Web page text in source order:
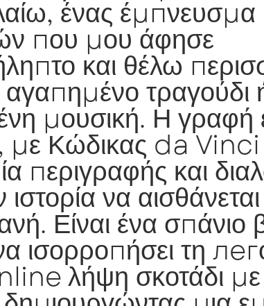
ένας έμπνευσμα
που μου άφησε
και θέλω
τραγούδι
μουσική. Η γραφή
Κώδικας da Vinci
περιγραφής και
ιστορία να
Είναι ένα σπάνιο
ισορροπήσει τη
λήψη σκοτάδι με